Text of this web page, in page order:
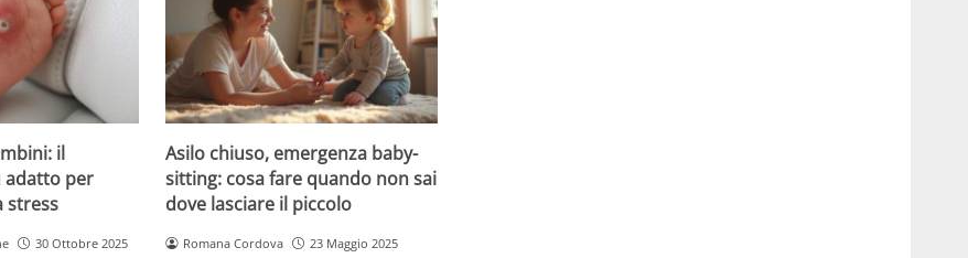
il
per
stress
30 Ottobre 2025
Asilo chiuso, emergenza baby-
sitting: cosa fare quando non sai
dove lasciare il piccolo
Romana Cordova 23 Maggio 2025